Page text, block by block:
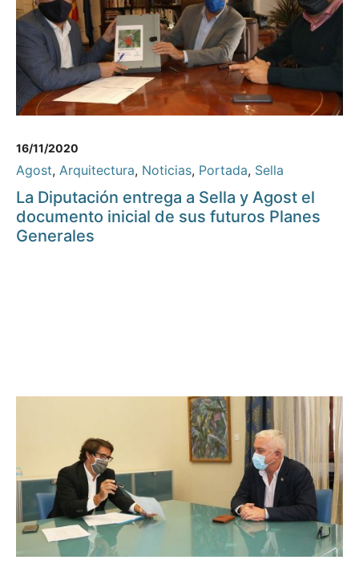
16/11/2020
Agost, Arquitectura, Noticias, Portada, Sella
La Diputación entrega a Sella y Agost el
documento inicial de sus futuros Planes
Generales